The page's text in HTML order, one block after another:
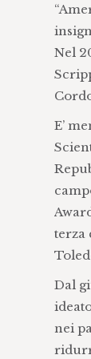
Nel
E’
terza
Dal
nei